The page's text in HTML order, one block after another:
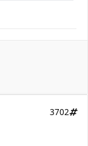
3702